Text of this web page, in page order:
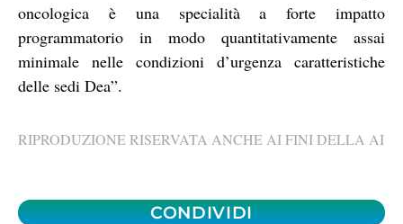
oncologica è una specialità a forte impatto
programmatorio in modo quantitativamente assai
minimale nelle condizioni d’urgenza caratteristiche
delle sedi Dea”.
RIPRODUZIONE RISERVATA ANCHE AI FINI DELLA AI
CONDIVIDI